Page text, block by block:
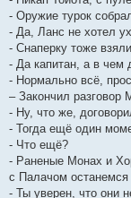
- Оружие турок
- Да, Ланс не хотел
- Снаперку тоже
- Да капитан, а в чем
- Нормально всё,
– Закончил разговор
- Ну, что же,
- Тогда ещё один
- Что ещё?
- Раненые Монах и
с Палачом
- Ты уверен, что они